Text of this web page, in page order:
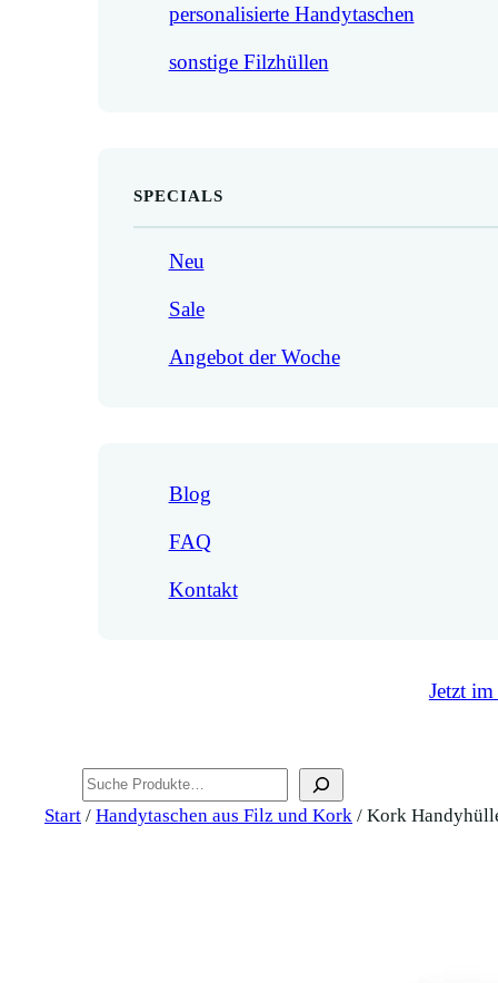
personalisierte Handytaschen
sonstige Filzhüllen
SPECIALS
Neu
Sale
Angebot der Woche
Blog
FAQ
Kontakt
Jetzt
Start / Handytaschen aus Filz und Kork / Kork